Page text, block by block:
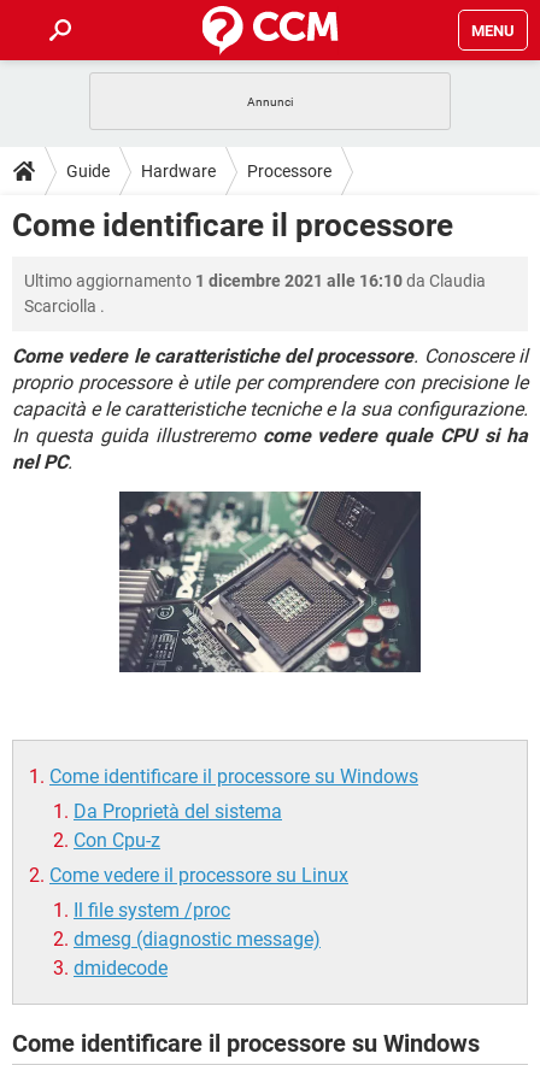
MENU
INTRATTENIMENTO ANDROID
iOS WINDOWS 10
TIKTOK
GUIDE
COVID-19 GAMING
INTRATTENIMENTO ANDROID
iOS WINDOWS 10
TIKTOK FACEBOOK
HARDWARE
DOWNLOAD
INTRATTENIMENTO
INSTAGRAM WHATSAPP
TIKTOK FACEBOOK
HARDWARE
FORUM
INTRATTENIMENTO ANDROID
iOS WINDOWS 10
INSTAGRAM WHATSAPP
COVID-19 GAMING
INTRATTENIMENTO ANDROID
iOS
WHATSAPP
FACEBOOK
Guide Hardware Processore
Come identificare il processore
Ultimo aggiornamento 1 dicembre 2021 alle 16:10da Claudia
Scarciolla .
Come vedere le caratteristiche del processore. Conoscere il
proprio processore è utile per comprendere con precisione le
capacità e le caratteristiche tecniche e la sua configurazione.
In questa guida illustreremo come vedere quale CPU si ha
nel PC.
Come identificare il processore su Windows
Da Proprietà del sistema
Con Cpu-z
Come vedere il processore su Linux
Il file system /proc
dmesg (diagnostic message)
dmidecode
Come identificare il processore su Windows